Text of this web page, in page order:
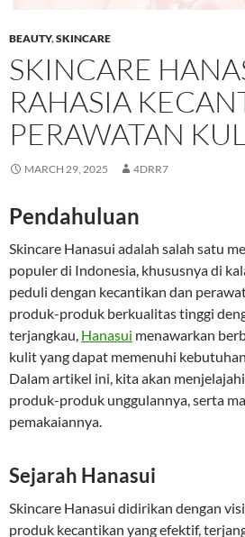
BEAUTY,SKINCARE
SKINCARE
RAHASIA
PERAWATAN
MARCH 29, 2025 4DRR7
Pendahuluan
Skincare Hanasui adalah salah satu
populer di Indonesia, khususnya di
peduli dengan kecantikan dan
produk-produk berkualitas tinggi
terjangkau, Hanasui menawarkan
kulit yang dapat memenuhi
Dalam artikel ini, kita akan
produk-produk unggulannya, serta
pemakaiannya.
Sejarah Hanasui
Skincare Hanasui didirikan dengan
produk kecantikan yang efektif,